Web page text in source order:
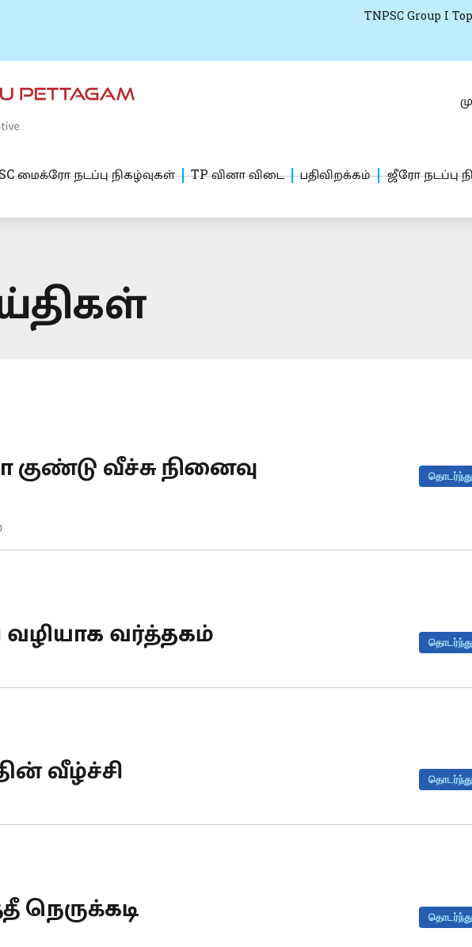
TNPSC Group I
மைக்ரோ நடப்பு நிகழ்வுகள் TP வினா விடை பதிவிறக்கம்
ஜீரோ நடப்பு
குண்டு வீச்சு நினைவு
வர்த்தகம்
வீழ்ச்சி
நெருக்கடி